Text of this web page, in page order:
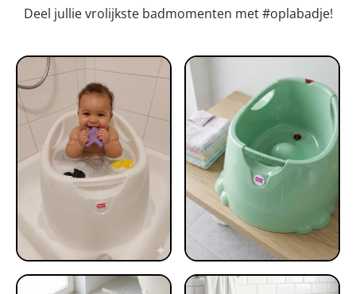
Deel jullie vrolijkste badmomenten met #oplabadje!